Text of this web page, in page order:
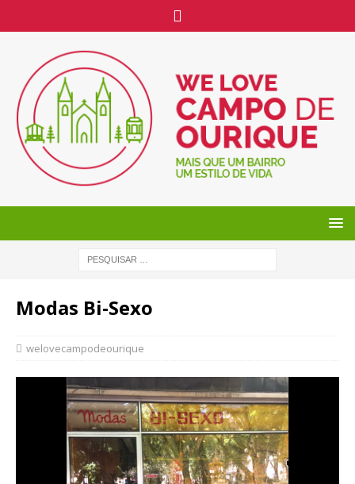
Modas Bi-Sexo
welovecampodeourique